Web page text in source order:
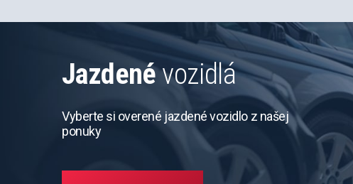
Jazdenévozidlá
Vyberte si overené jazdené vozidlo z našej
ponuky